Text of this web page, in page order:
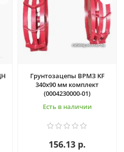
Грунтозацепы ВРМЗ KF
340х90 мм комплект
(0004230000-01)
Есть в наличии
156.13 р.